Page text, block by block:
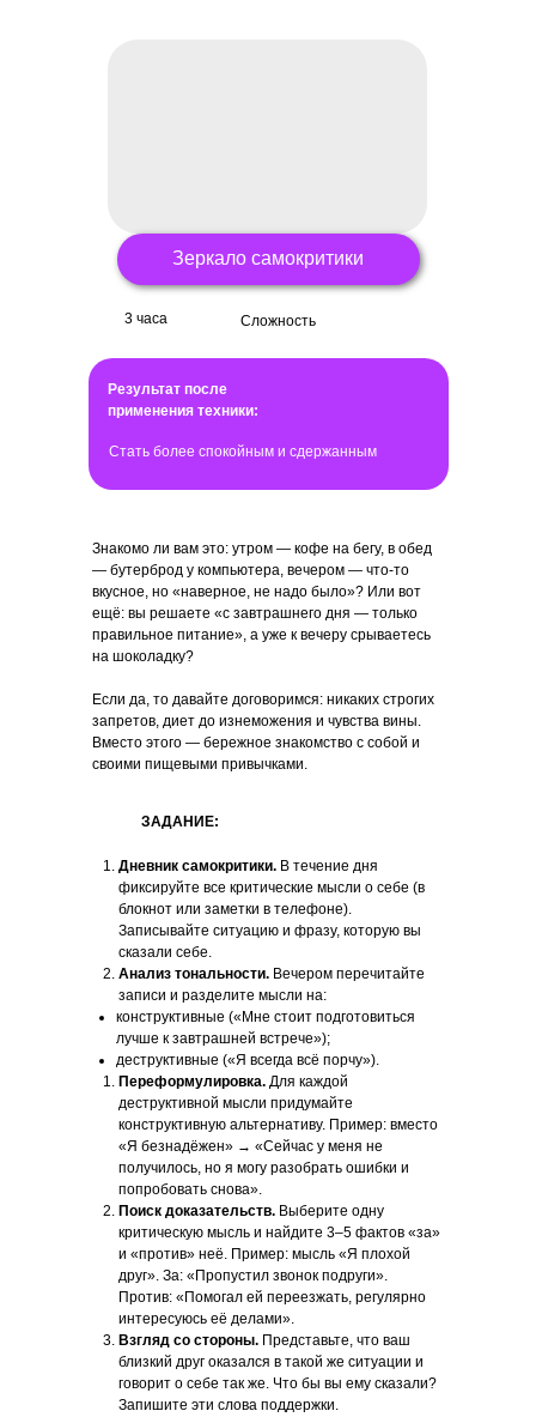
Зеркало самокритики
Знакомо ли вам это: утром — кофе на бегу, в обед
— бутерброд у компьютера, вечером — что‑то
вкусное, но «наверное, не надо было»? Или вот
ещё: вы решаете «с завтрашнего дня — только
правильное питание», а уже к вечеру срываетесь
на шоколадку?
Если да, то давайте договоримся: никаких строгих
запретов, диет до изнеможения и чувства вины.
Вместо этого — бережное знакомство с собой и
своими пищевыми привычками.
Дневник самокритики. В течение дня
фиксируйте все критические мысли о себе (в
блокнот или заметки в телефоне).
Записывайте ситуацию и фразу, которую вы
сказали себе.
Анализ тональности. Вечером перечитайте
записи и разделите мысли на:
конструктивные («Мне стоит подготовиться
лучше к завтрашней встрече»);
деструктивные («Я всегда всё порчу»).
Переформулировка. Для каждой
деструктивной мысли придумайте
конструктивную альтернативу. Пример: вместо
«Я безнадёжен» → «Сейчас у меня не
получилось, но я могу разобрать ошибки и
попробовать снова».
Поиск доказательств. Выберите одну
критическую мысль и найдите 3–5 фактов «за»
и «против» неё. Пример: мысль «Я плохой
друг». За: «Пропустил звонок подруги».
Против: «Помогал ей переезжать, регулярно
интересуюсь её делами».
Взгляд со стороны. Представьте, что ваш
близкий друг оказался в такой же ситуации и
говорит о себе так же. Что бы вы ему сказали?
Запишите эти слова поддержки.
3 часа Сложность
Результат после
применения техники:
ЗАДАНИЕ:
Стать более спокойным и сдержанным